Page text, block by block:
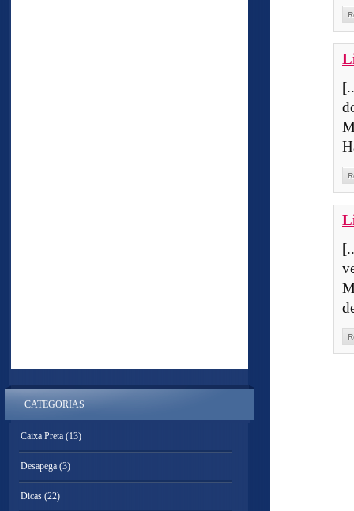
CATEGORIAS
Caixa Preta (13)
Desapega (3)
Dicas (22)